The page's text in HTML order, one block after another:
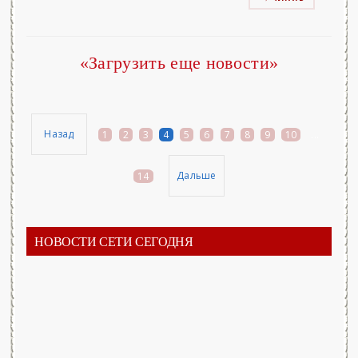
«Загрузить еще новости»
Назад 1 2 3 4 5 6 7 8 9 10
14 Дальше
НОВОСТИ СЕТИ СЕГОДНЯ